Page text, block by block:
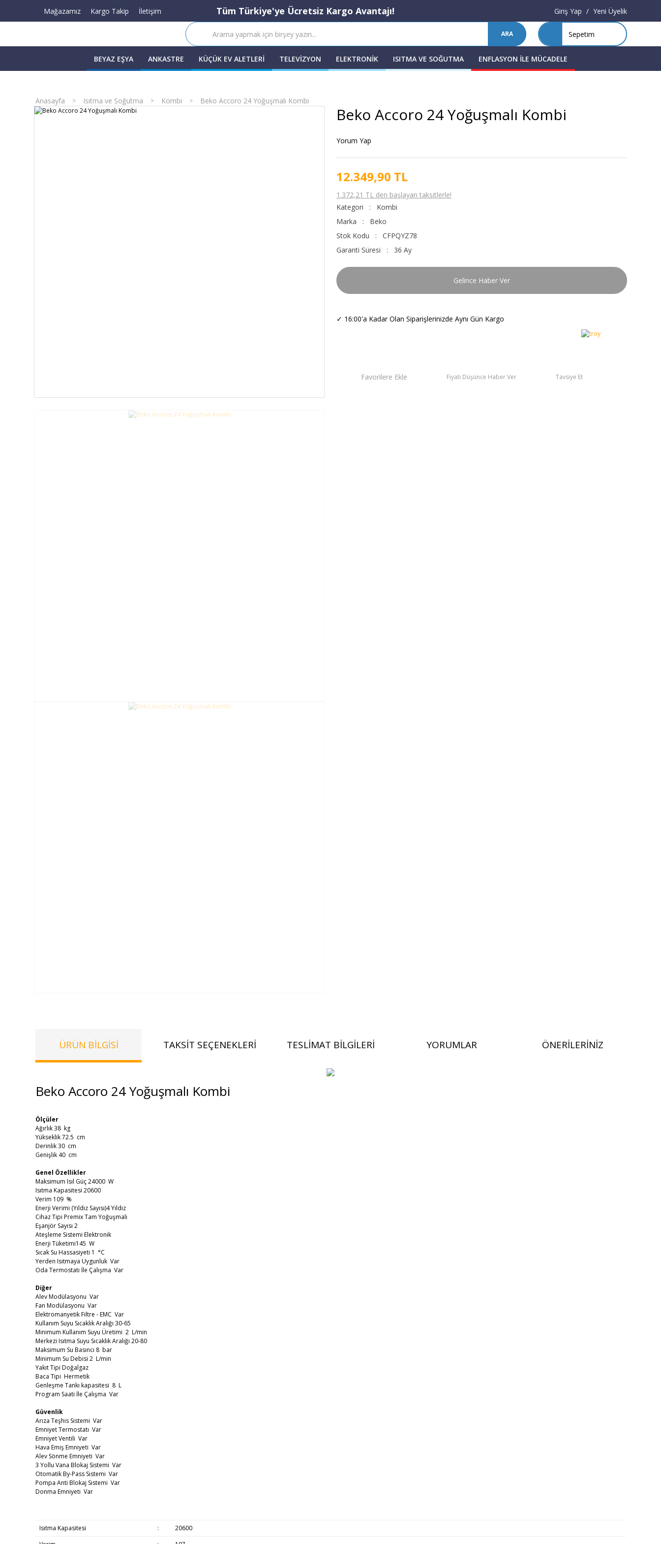
Mağazamız Kargo Takip İletişim Tüm Türkiye'ye Ücretsiz Kargo Avantajı! Giriş Yap / Yeni Üyelik
ARA Sepetim
BEYAZ EŞYA ANKASTRE KÜÇÜK EV ALETLERI TELEVIZYON ELEKTRONIK ISITMA VE SOĞUTMA ENFLASYON İLE MÜCADELE
Anasayfa Isıtma ve Soğutma Kombi Beko Accoro 24 Yoğuşmalı Kombi
Beko Accoro 24 Yoğuşmalı Kombi
Yorum Yap
12.349,90 TL
1.372,21 TL den başlayan taksitlerle!
Kategori
Kombi
Marka
Beko
Stok Kodu
CFPQYZ78
Garanti Süresi
36 Ay
Gelince Haber Ver
✓ 16:00'a Kadar Olan Siparişlerinizde Aynı Gün Kargo
Fiyatı Düşünce Haber Ver Tavsiye Et
ÜRÜN BILGISI TAKSIT SEÇENEKLERI TESLIMAT BILGILERI YORUMLAR ÖNERILERINIZ
Beko Accoro 24 Yoğuşmalı Kombi
Ölçüler
Ağırlık 38 kg
Yükseklik 72.5 cm
Derinlik 30 cm
Genişlik 40 cm
Genel Özellikler
Maksimum Isıl Güç 24000 W
Isıtma Kapasitesi 20600
Verim 109 %
Enerji Verimi (Yıldız Sayısı)4 Yıldız
Cihaz Tipi Premix Tam Yoğuşmalı
Eşanjör Sayısı 2
Ateşleme Sistemi Elektronik
Enerji Tüketimi145 W
Sıcak Su Hassasiyeti 1 °C
Yerden Isıtmaya Uygunluk Var
Oda Termostatı İle Çalışma Var
Diğer
Alev Modülasyonu Var
Fan Modülasyonu Var
Elektromanyetik Filtre - EMC Var
Kullanım Suyu Sıcaklık Aralığı 30-65
Minimum Kullanım Suyu Üretimi 2 L/min
Merkezi Isıtma Suyu Sıcaklık Aralığı 20-80
Maksimum Su Basıncı 8 bar
Minimum Su Debisi 2 L/min
Yakıt Tipi Doğalgaz
Baca Tipi Hermetik
Genleşme Tankı kapasitesi 8 L
Program Saati İle Çalışma Var
Güvenlik
Arıza Teşhis Sistemi Var
Emniyet Termostatı Var
Emniyet Ventili Var
Hava Emiş Emniyeti Var
Alev Sönme Emniyeti Var
3 Yollu Vana Blokaj Sistemi Var
Otomatik By-Pass Sistemi Var
Pompa Anti Blokaj Sistemi Var
Donma Emniyeti Var
Isıtma Kapasitesi :
20600